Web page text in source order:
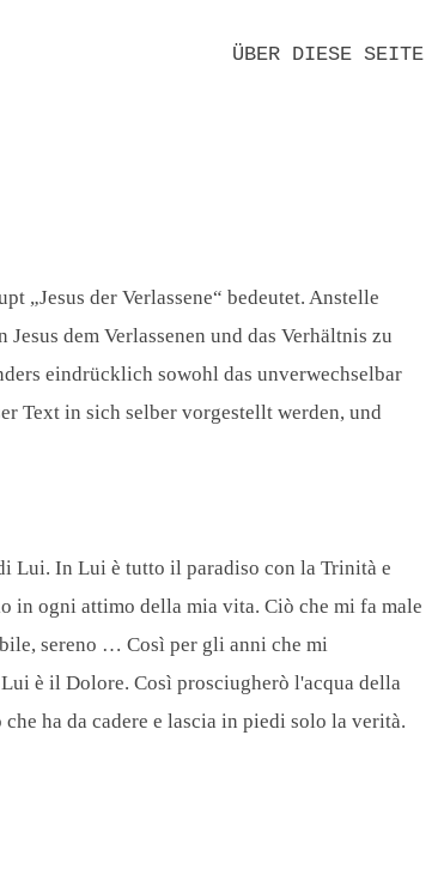
ÜBER DIESE SEITE
„Jesus der Verlassene“ bedeutet. Anstelle
dem Verlassenen und das Verhältnis zu
eindrücklich sowohl das unverwechselbar
Text in sich selber vorgestellt werden, und
Lui. In Lui è tutto il paradiso con la Trinità e
in ogni attimo della mia vita. Ciò che mi fa male
sereno … Così per gli anni che mi
è il Dolore. Così prosciugherò l'acqua della
ha da cadere e lascia in piedi solo la verità.